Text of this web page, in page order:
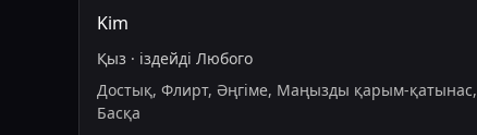
Kim
Қыз · іздейді Любого
Достық, Флирт, Әңгіме, Маңызды қарым-қатынас,
Басқа